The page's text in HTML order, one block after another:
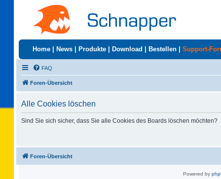
Home News Produkte Download Bestellen Support-
FAQ
Foren-Übersicht
Alle Cookies löschen
Sind Sie sich sicher, dass Sie alle Cookies des Boards löschen möchten?
Foren-Übersicht
Powered by